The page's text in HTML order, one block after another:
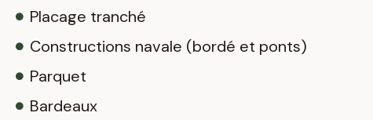
Placage tranché
Constructions navale (bordé et ponts)
Parquet
Bardeaux